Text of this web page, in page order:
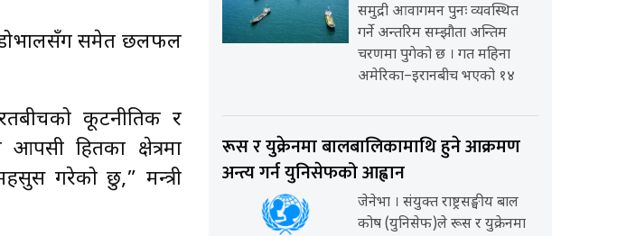
डोभालसँग समेत छलफल
कूटनीतिक र
हितका क्षेत्रमा
गरेको छु,” मन्त्री
समुद्री आवागमन पुनः व्यवस्थित
गर्ने अन्तरिम सम्झौता अन्तिम
चरणमा पुगेको छ । गत महिना
अमेरिका–इरानबीच भएको १४
रूस र युक्रेनमा बालबालिकामाथि हुने आक्रमण
अन्त्य गर्न युनिसेफको आह्वान
जेनेभा । संयुक्त राष्ट्रसङ्घीय बाल
कोष (युनिसेफ)ले रूस र युक्रेनमा